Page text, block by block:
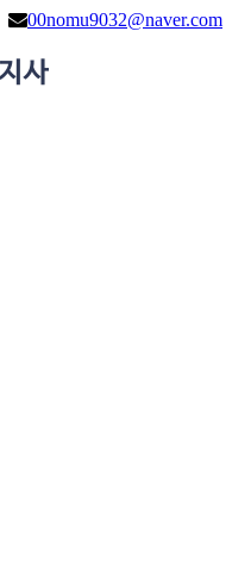
00nomu9032@naver.com